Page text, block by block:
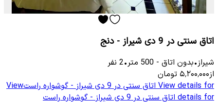
اتاق سنتی در 9 دی شیراز - دنج
شیراز•بدون اتاق -
500 متر•
2 نفر
از۵٬۲۰۰٬۰۰۰ تومان
View details for اتاق سنتی در 9 دی شیراز - گوشواره راست
View
details for اتاق سنتی در 9 دی شیراز - گوشواره راست